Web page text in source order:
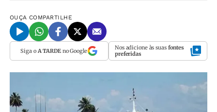
OUÇA COMPARTILHE
Siga o A TARDEno Google Nos adicione às suas fontes
preferidas